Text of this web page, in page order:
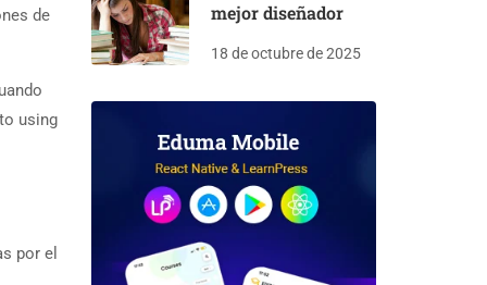
de
using
por el
mejor diseñador
18 de octubre de 2025